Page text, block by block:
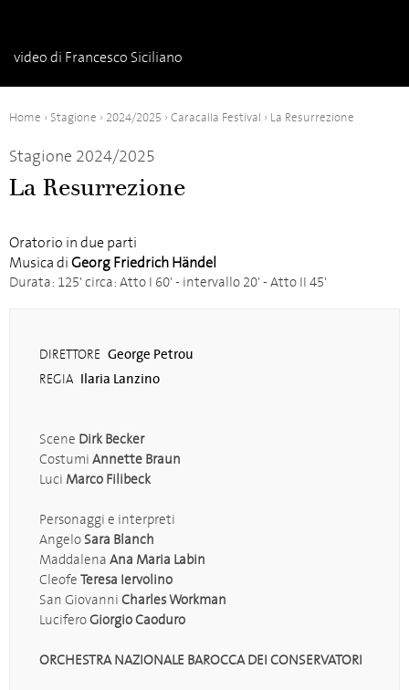
Avanti
video di Francesco Siciliano
Home › Stagione › 2024/2025 › Caracalla Festival › La Resurrezione
Stagione 2024/2025
La Resurrezione
Oratorio in due parti
Musica diGeorg Friedrich Händel
Durata: 125' circa: Atto I 60' - intervallo 20' - Atto II 45'
DIRETTORE George Petrou
REGIA Ilaria Lanzino
Scene Dirk Becker
Costumi Annette Braun
Luci Marco Filibeck
Personaggi e interpreti
Angelo Sara Blanch
Maddalena Ana Maria Labin
Cleofe Teresa Iervolino
San Giovanni Charles Workman
LuciferoGiorgio Caoduro
ORCHESTRA NAZIONALE BAROCCA DEI CONSERVATORI